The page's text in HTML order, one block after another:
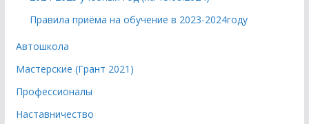
Правила приёма на обучение в 2023-2024году
Автошкола
Мастерские (Грант 2021)
Профессионалы
Наставничество